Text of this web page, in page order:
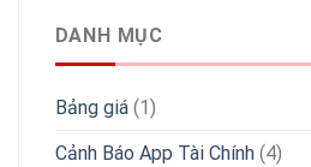
DANH MỤC
Bảng giá(1)
Cảnh Báo App Tài Chính(4)